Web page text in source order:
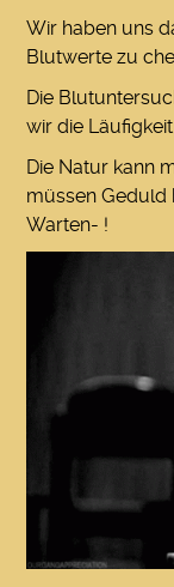
Wir haben uns
Blutwerte zu
Die
wir die
Die Natur kann
müssen Geduld
Warten- !